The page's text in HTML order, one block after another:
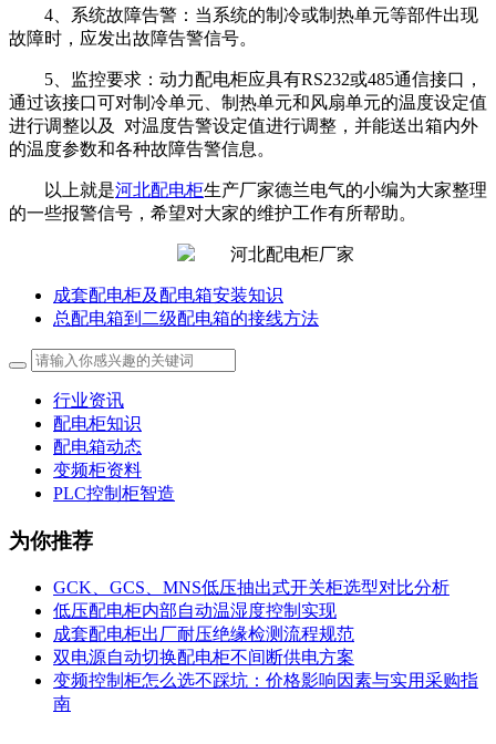
4、系统故障告警：当系统的制冷或制热单元等部件出现
故障时，应发出故障告警信号。
5、监控要求：动力配电柜应具有RS232或485通信接口，
通过该接口可对制冷单元、制热单元和风扇单元的温度设定值
进行调整以及 对温度告警设定值进行调整，并能送出箱内外
的温度参数和各种故障告警信息。
以上就是河北配电柜生产厂家德兰电气的小编为大家整理
的一些报警信号，希望对大家的维护工作有所帮助。
成套配电柜及配电箱安装知识
总配电箱到二级配电箱的接线方法
行业资讯
配电柜知识
配电箱动态
变频柜资料
PLC控制柜智造
为你推荐
GCK、GCS、MNS低压抽出式开关柜选型对比分析
低压配电柜内部自动温湿度控制实现
成套配电柜出厂耐压绝缘检测流程规范
双电源自动切换配电柜不间断供电方案
变频控制柜怎么选不踩坑：价格影响因素与实用采购指
南